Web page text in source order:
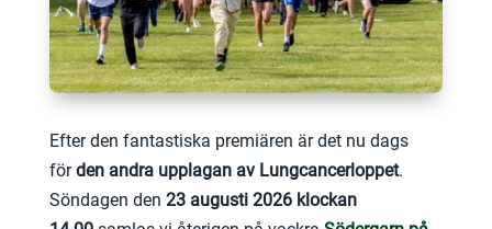
Efter den fantastiska premiären är det nu dags
förden andra upplagan av Lungcancerloppet.
Söndagen den 23 augusti 2026 klockan